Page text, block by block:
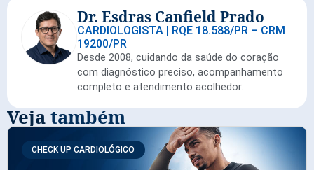
Dr. Esdras Canfield Prado
CARDIOLOGISTA | RQE 18.588/PR – CRM
19200/PR
Desde 2008, cuidando da saúde do coração
com diagnóstico preciso, acompanhamento
completo e atendimento acolhedor.
Vejatambém
CHECK UP CARDIOLÓGICO